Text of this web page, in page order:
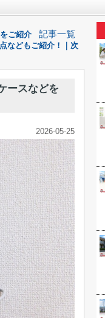
ご紹介 記事一覧
などもご紹介！｜次
ースなどを
2026-05-25